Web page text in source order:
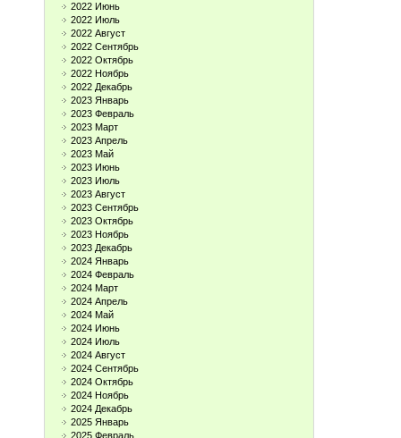
2022 Июнь
2022 Июль
2022 Август
2022 Сентябрь
2022 Октябрь
2022 Ноябрь
2022 Декабрь
2023 Январь
2023 Февраль
2023 Март
2023 Апрель
2023 Май
2023 Июнь
2023 Июль
2023 Август
2023 Сентябрь
2023 Октябрь
2023 Ноябрь
2023 Декабрь
2024 Январь
2024 Февраль
2024 Март
2024 Апрель
2024 Май
2024 Июнь
2024 Июль
2024 Август
2024 Сентябрь
2024 Октябрь
2024 Ноябрь
2024 Декабрь
2025 Январь
2025 Февраль